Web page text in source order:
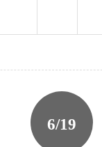
6/19